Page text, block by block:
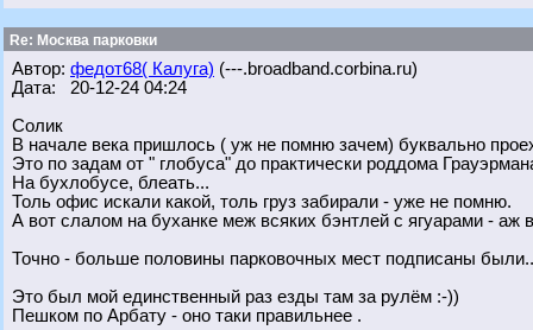
Re: Москва парковки
Автор: федот68( Калуга) (---.broadband.corbina.ru)
Дата: 20-12-24 04:24
Солик
В начале века пришлось ( уж не помню зачем) буквально
Это по задам от " глобуса" до практически роддома
На бухлобусе, блеать...
Толь офис искали какой, толь груз забирали - уже не помню.
А вот слалом на буханке меж всяких бэнтлей с ягуарами - аж
Точно - больше половины парковочных мест подписаны
Это был мой единственный раз езды там за рулём :-))
Пешком по Арбату - оно таки правильнее .